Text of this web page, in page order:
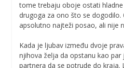
tome trebaju oboje ostati
drugoga za ono što se dogodilo.
apsolutno najteži posao, ali nije
Kada je ljubav između dvoje
njihova želja da opstanu kao
partnera da se potrude do kraja.